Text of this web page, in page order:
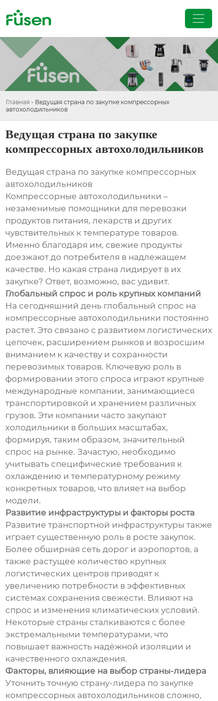
Главная - Ведущая страна по закупке компрессорных
автохолодильников
Ведущая страна по закупке
компрессорных автохолодильников
Ведущая страна по закупке компрессорных
автохолодильников
Компрессорные автохолодильники –
незаменимые помощники для перевозки
продуктов питания, лекарств и других
чувствительных к температуре товаров.
Именно благодаря им, свежие продукты
доезжают до потребителя в надлежащем
качестве. Но какая страна лидирует в их
закупке? Ответ, возможно, вас удивит.
Глобальный спрос и роль крупных компаний
На сегодняшний день глобальный спрос на
компрессорные автохолодильники постоянно
растет. Это связано с развитием логистических
цепочек, расширением рынков и возросшим
вниманием к качеству и сохранности
перевозимых товаров. Ключевую роль в
формировании этого спроса играют крупные
международные компании, занимающиеся
транспортировкой и хранением различных
грузов. Эти компании часто закупают
холодильники в больших масштабах,
формируя, таким образом, значительный
спрос на рынке. Зачастую, необходимо
учитывать специфические требования к
охлаждению и температурному режиму
конкретных товаров, что влияет на выбор
модели.
Развитие инфраструктуры и факторы роста
Развитие транспортной инфраструктуры также
играет существенную роль в росте закупок.
Более обширная сеть дорог и аэропортов, а
также растущее количество крупных
логистических центров приводят к
увеличению потребности в эффективных
системах сохранения свежести. Влияют на
спрос и изменения климатических условий.
Некоторые страны сталкиваются с более
экстремальными температурами, что
повышает важность надёжной изоляции и
качественного охлаждения.
Факторы, влияющие на выбор страны-лидера
Уточнить точную страну-лидера по закупке
компрессорных автохолодильников сложно,